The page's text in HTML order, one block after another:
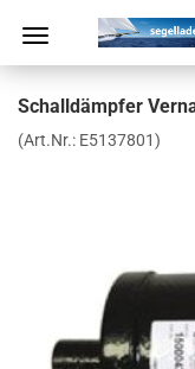
Schall­dämp­fer
(Art.Nr.: E5137801)